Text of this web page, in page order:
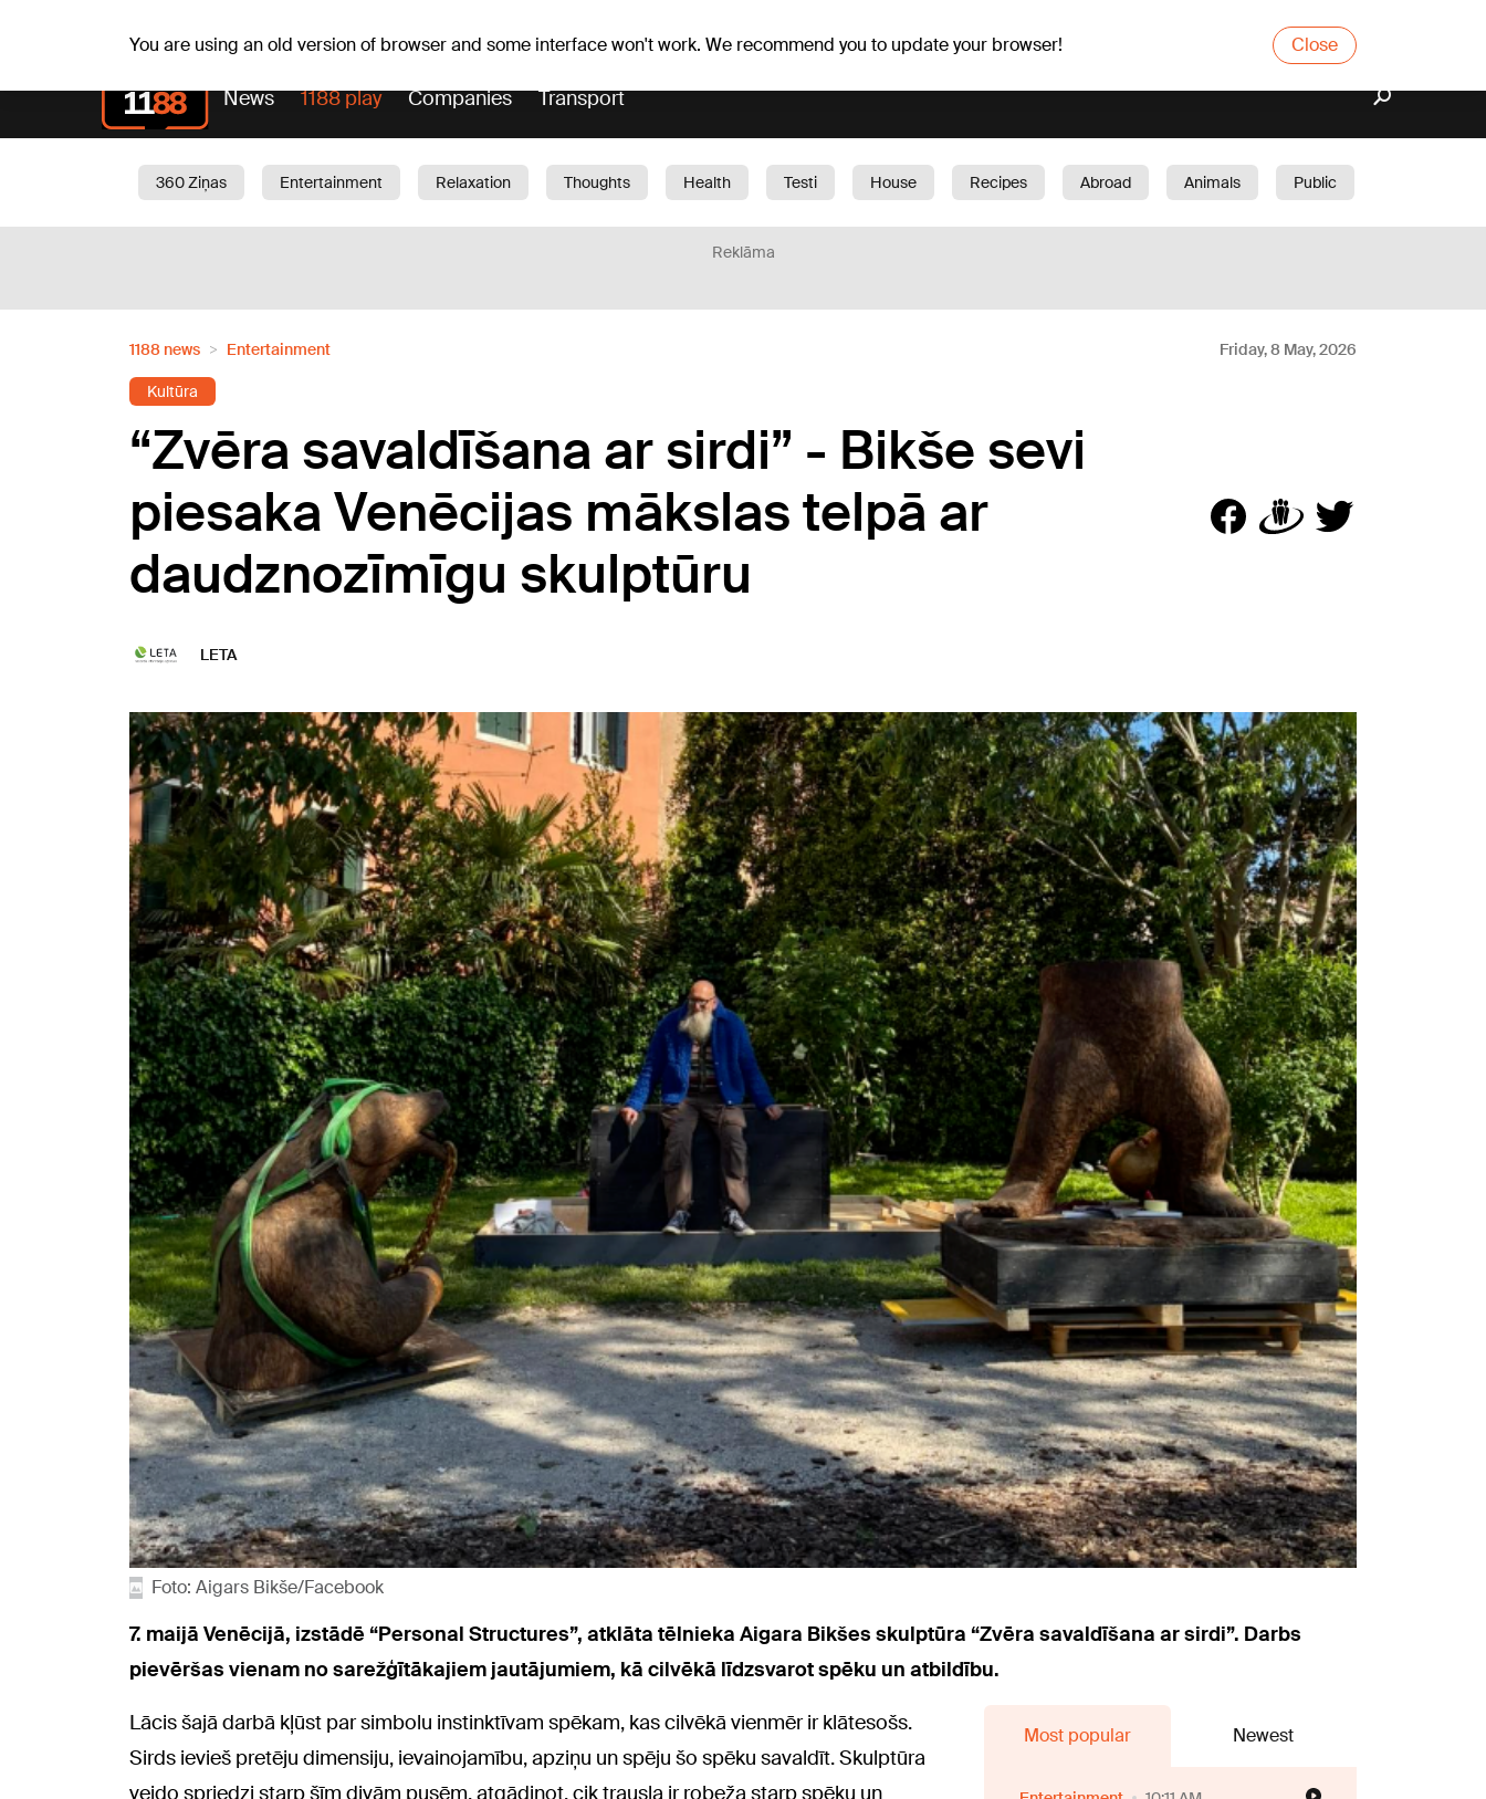
You are using an old version of browser and some interface won't work. We recommend you to update your browser! Close
News 1188 play Companies Transport
360 Ziņas Entertainment Relaxation Thoughts Health Testi House Recipes Abroad Animals
Public
Reklāma
1188 news Entertainment Friday, 8 May, 2026
Kultūra
“Zvēra savaldīšana ar sirdi” - Bikše sevi
piesaka Venēcijas mākslas telpā ar
daudznozīmīgu skulptūru
LETA
Foto: Aigars Bikše/Facebook
7. maijā Venēcijā, izstādē “Personal Structures”, atklāta tēlnieka Aigara Bikšes skulptūra “Zvēra savaldīšana ar sirdi”. Darbs
pievēršas vienam no sarežģītākajiem jautājumiem, kā cilvēkā līdzsvarot spēku un atbildību.
Lācis šajā darbā kļūst par simbolu instinktīvam spēkam, kas cilvēkā vienmēr ir klātesošs.
Sirds ievieš pretēju dimensiju, ievainojamību, apziņu un spēju šo spēku savaldīt. Skulptūra
veido spriedzi starp šīm divām pusēm, atgādinot, cik trausla ir robeža starp spēku un
Most popular Newest